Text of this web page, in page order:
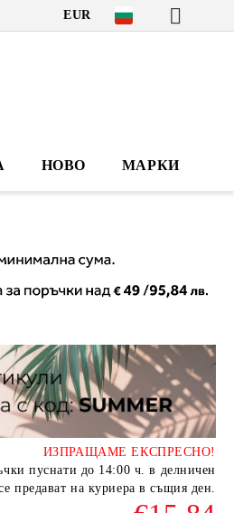
EUR
НОВО МАРКИ
ИЗПРАЩАМЕ ЕКСПРЕСНО!
пуснати до 14:00 ч. в делничен
предават на куриера в същия ден.